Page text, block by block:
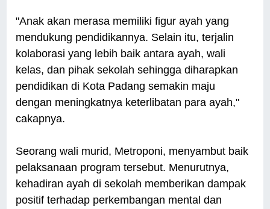
"Anak akan merasa memiliki figur ayah yang
mendukung pendidikannya. Selain itu, terjalin
kolaborasi yang lebih baik antara ayah, wali
kelas, dan pihak sekolah sehingga diharapkan
pendidikan di Kota Padang semakin maju
dengan meningkatnya keterlibatan para ayah,"
cakapnya.
Seorang wali murid, Metroponi, menyambut baik
pelaksanaan program tersebut. Menurutnya,
kehadiran ayah di sekolah memberikan dampak
positif terhadap perkembangan mental dan